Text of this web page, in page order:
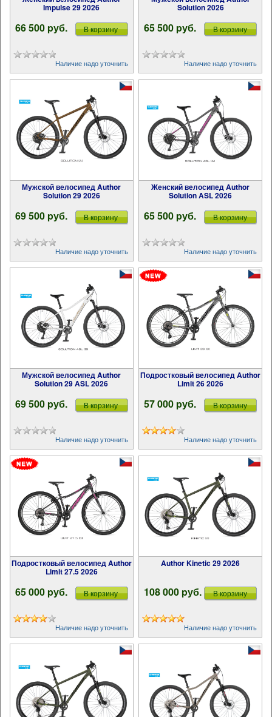
Impulse 29 2026
66 500 pуб. В корзину
Наличие надо уточнить
Solution 2026
65 500 pуб. В корзину
Наличие надо уточнить
Мужской велосипед Author
Solution 29 2026
69 500 pуб. В корзину
Наличие надо уточнить
Женский велосипед Author
Solution ASL 2026
65 500 pуб. В корзину
Наличие надо уточнить
Мужской велосипед Author
Solution 29 ASL 2026
69 500 pуб. В корзину
Наличие надо уточнить
Подростковый велосипед Author
Limit 26 2026
57 000 pуб. В корзину
Наличие надо уточнить
Подростковый велосипед Author
Limit 27.5 2026
65 000 pуб. В корзину
Наличие надо уточнить
Author Kinetic 29 2026
108 000 pуб. В корзину
Наличие надо уточнить